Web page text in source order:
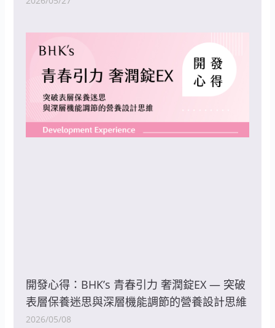
開發心得：BHK’s 青春引力 奢潤錠EX — 突破
表層保養迷思與深層機能調節的營養設計思維
2026/05/08